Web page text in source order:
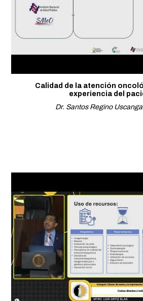
Calidad de la atención
experiencia del
Dr. Santos Regino